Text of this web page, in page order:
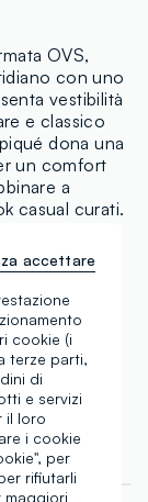
OVS,
con uno
vestibilità
e classico
dona una
un comfort
a
casual curati.
cookie (i
terze parti,
di
e servizi
il loro
i cookie
per
rifiutarli
maggiori
accettare